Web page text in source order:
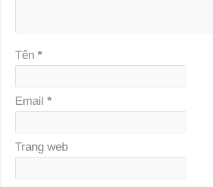
Tên*
Email*
Trang web